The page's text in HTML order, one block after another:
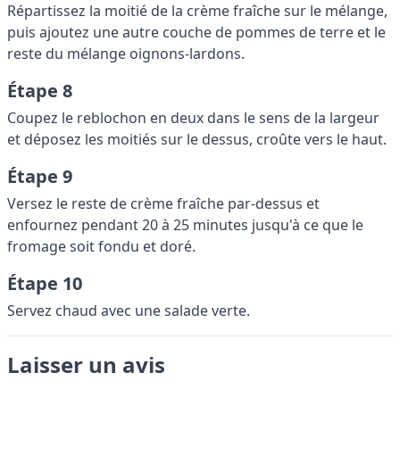
Répartissez la moitié de la crème fraîche sur le mélange,
puis ajoutez une autre couche de pommes de terre et le
reste du mélange oignons-lardons.
Étape 8
Coupez le reblochon en deux dans le sens de la largeur
et déposez les moitiés sur le dessus, croûte vers le haut.
Étape 9
Versez le reste de crème fraîche par-dessus et
enfournez pendant 20 à 25 minutes jusqu'à ce que le
fromage soit fondu et doré.
Étape 10
Servez chaud avec une salade verte.
Laisser un avis